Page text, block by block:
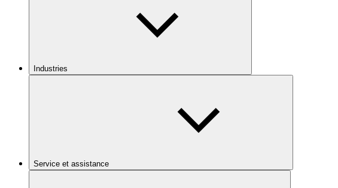
Industries
Service et assistance